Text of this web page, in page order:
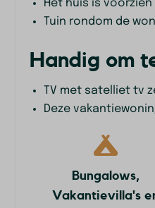
Gelijkvloers
Het huis is
Tuin rondom de
Handig om
TV met satelliet tv
Deze
Bungalows,
Vakantievilla's